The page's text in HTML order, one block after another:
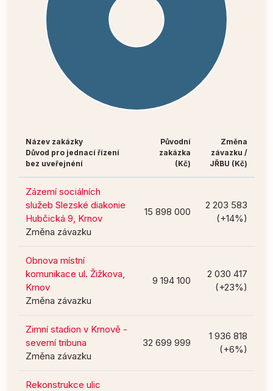
Název zakázky
Důvod pro jednací řízení
bez uveřejnéní
Původní
zakázka
(Kč)
Změna
závazku /
JŘBU (Kč)
Zázemí sociálních
služeb Slezské diakonie
Hubčická 9, Krnov
Změna závazku
15 898 000
2 203 583
(+14%)
Obnova místní
komunikace ul. Žižkova,
Krnov
Změna závazku
9 194 100
2 030 417
(+23%)
Zimní stadion v Krnově -
severní tribuna
Změna závazku
32 699 999
1 936 818
(+6%)
Rekonstrukce ulic